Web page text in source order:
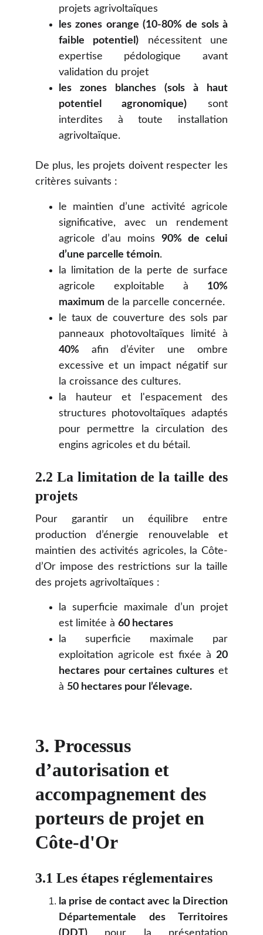
projets agrivoltaïques
les zones orange (10-80% de sols à
faible potentiel) nécessitent une
expertise pédologique avant
validation du projet
les zones blanches (sols à haut
potentiel agronomique) sont
interdites à toute installation
agrivoltaïque.
De plus, les projets doivent respecter les
critères suivants :
le maintien d’une activité agricole
significative, avec un rendement
agricole d’au moins 90% de celui
d’une parcelle témoin.
la limitation de la perte de surface
agricole exploitable à 10%
maximum de la parcelle concernée.
le taux de couverture des sols par
panneaux photovoltaïques limité à
40% afin d’éviter une ombre
excessive et un impact négatif sur
la croissance des cultures.
la hauteur et l'espacement des
structures photovoltaïques adaptés
pour permettre la circulation des
engins agricoles et du bétail.
2.2 La limitation de la taille des
projets
Pour garantir un équilibre entre
production d’énergie renouvelable et
maintien des activités agricoles, la Côte-
d’Or impose des restrictions sur la taille
des projets agrivoltaïques :
la superficie maximale d’un projet
est limitée à 60 hectares
la superficie maximale par
exploitation agricole est fixée à 20
hectares pour certaines cultures et
à 50 hectares pour l’élevage.
3. Processus
d’autorisation et
accompagnement des
porteurs de projet en
Côte-d'Or
3.1 Les étapes réglementaires
la prise de contact avec la Direction
Départementale des Territoires